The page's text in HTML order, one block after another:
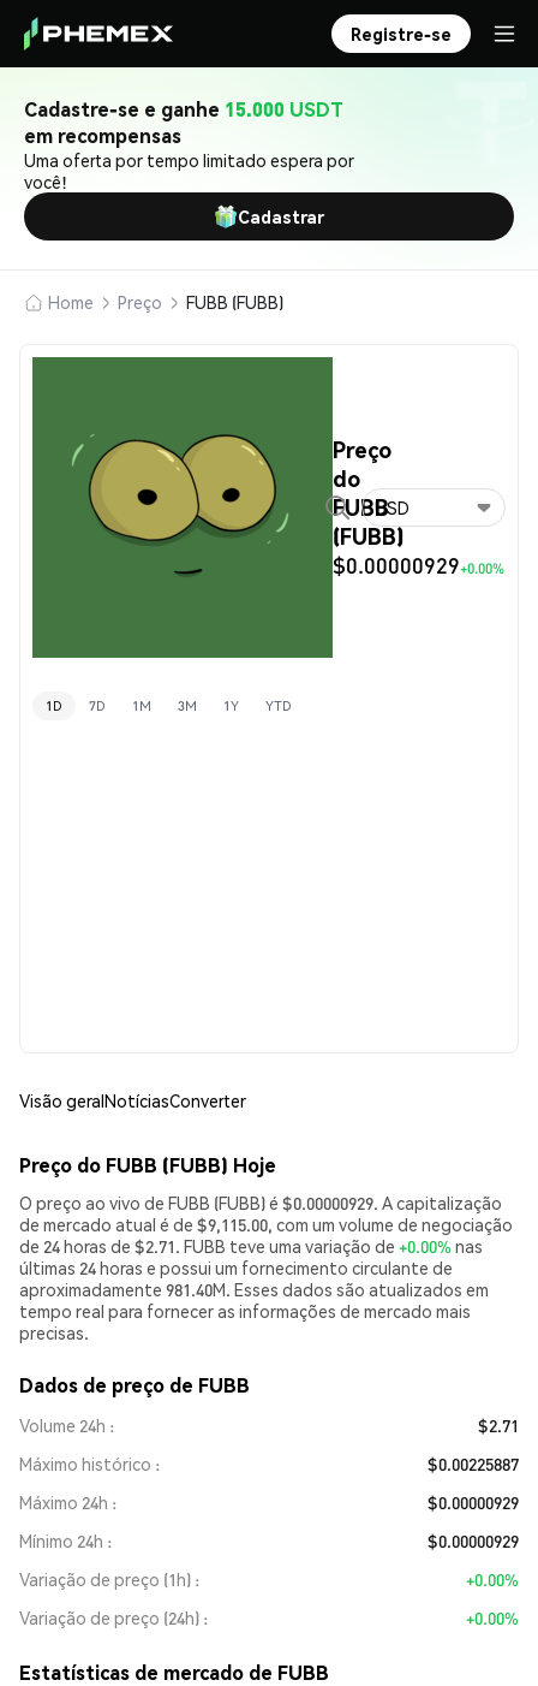
Registre-se
Cadastre-se e ganhe 15.000 USDT
em recompensas
Uma oferta por tempo limitado espera por
você!
Cadastrar
Home Preço FUBB (FUBB)
Preço
do
FUBB
(FUBB)
$0.00000929+0.00%
USD
1D 7D 1M 3M 1Y YTD
Visão geralNotíciasConverter
Preço do FUBB (FUBB) Hoje
O preço ao vivo de FUBB (FUBB) é $0.00000929. A capitalização
de mercado atual é de $9,115.00, com um volume de negociação
de 24 horas de $2.71. FUBB teve uma variação de +0.00% nas
últimas 24 horas e possui um fornecimento circulante de
aproximadamente 981.40M. Esses dados são atualizados em
tempo real para fornecer as informações de mercado mais
precisas.
Dados de preço de FUBB
Volume 24h
$2.71
Máximo histórico
$0.00225887
Máximo 24h
$0.00000929
Mínimo 24h
$0.00000929
Variação de preço (1h)
+0.00%
Variação de preço (24h)
+0.00%
Estatísticas de mercado de FUBB